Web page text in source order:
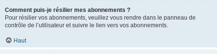
Comment puis-je résilier mes abonnements ?
Pour résilier vos abonnements, veuillez vous rendre dans le panneau de
contrôle de l’utilisateur et suivre le lien vers vos abonnements.
Haut